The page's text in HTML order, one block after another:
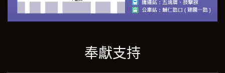
奉獻支持